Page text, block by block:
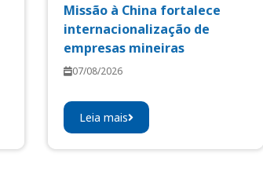
Missão à China fortalece
internacionalização de
empresas mineiras
07/08/2026
Leia mais